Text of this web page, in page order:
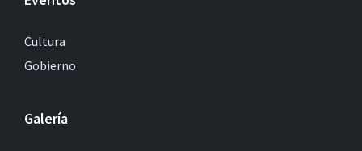
Cultura
Gobierno
Galería